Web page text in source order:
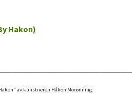
Hakon)
av kunstneren Håkon Morønning.